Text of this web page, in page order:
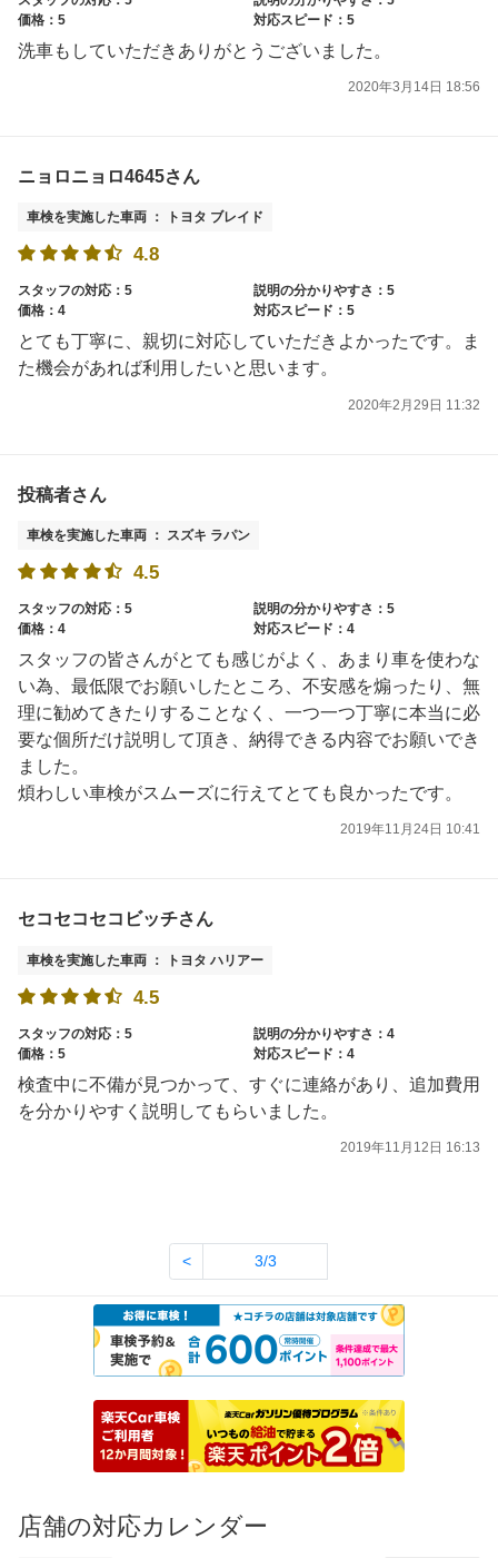
価格：5
対応スピード：5
洗車もしていただきありがとうございました。
2020年3月14日 18:56
ニョロニョロ4645さん
車検を実施した車両 ： トヨタ ブレイド
4.8
スタッフの対応：5
説明の分かりやすさ：5
価格：4
対応スピード：5
とても丁寧に、親切に対応していただきよかったです。ま
た機会があれば利用したいと思います。
2020年2月29日 11:32
投稿者さん
車検を実施した車両 ： スズキ ラパン
4.5
スタッフの対応：5
説明の分かりやすさ：5
価格：4
対応スピード：4
スタッフの皆さんがとても感じがよく、あまり車を使わな
い為、最低限でお願いしたところ、不安感を煽ったり、無
理に勧めてきたりすることなく、一つ一つ丁寧に本当に必
要な個所だけ説明して頂き、納得できる内容でお願いでき
ました。
煩わしい車検がスムーズに行えてとても良かったです。
2019年11月24日 10:41
セコセコセコビッチさん
車検を実施した車両 ： トヨタ ハリアー
4.5
スタッフの対応：5
説明の分かりやすさ：4
価格：5
対応スピード：4
検査中に不備が見つかって、すぐに連絡があり、追加費用
を分かりやすく説明してもらいました。
2019年11月12日 16:13
< 3/3
店舗の対応カレンダー